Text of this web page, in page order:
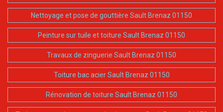
Nettoyage et pose de gouttière Sault Brenaz 01150
Peinture sur tuile et toiture Sault Brenaz 01150
Travaux de zinguerie Sault Brenaz 01150
Toiture bac acier Sault Brenaz 01150
Rénovation de toiture Sault Brenaz 01150